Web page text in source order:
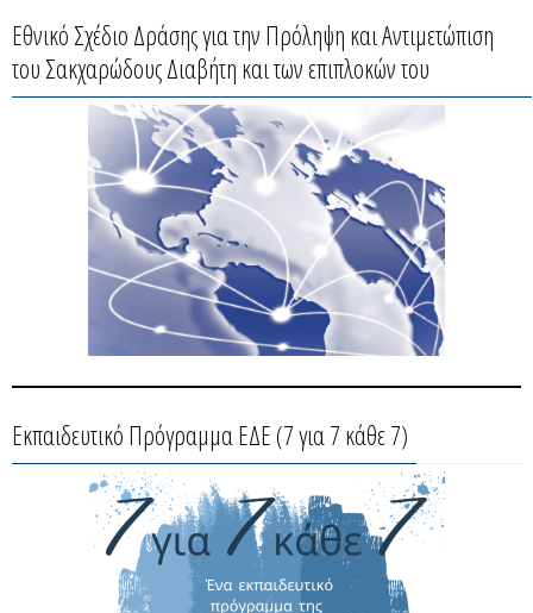
Εθνικό Σχέδιο Δράσης για την Πρόληψη και Αντιμετώπιση
του Σακχαρώδους Διαβήτη και των επιπλοκών του
Εκπαιδευτικό Πρόγραμμα ΕΔΕ (7 για 7 κάθε 7)